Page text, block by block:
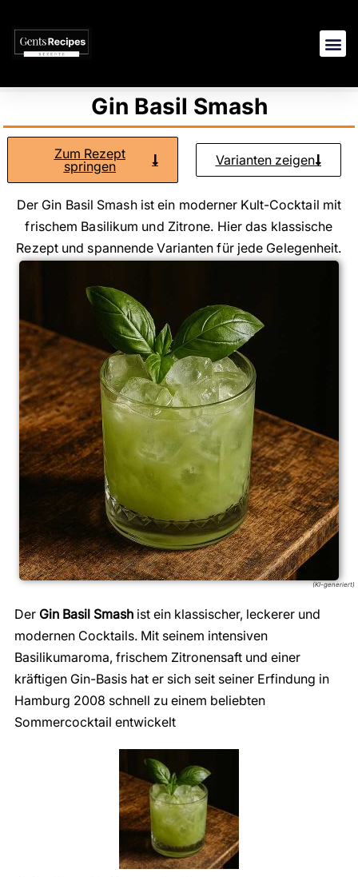
Gin Basil Smash
Zum Rezept
springen
Varianten zeigen
Der Gin Basil Smash ist ein moderner Kult-Cocktail mit
frischem Basilikum und Zitrone. Hier das klassische
Rezept und spannende Varianten für jede Gelegenheit.
(KI-generiert)
Der Gin Basil Smash ist ein klassischer, leckerer und
modernen Cocktails. Mit seinem intensiven
Basilikumaroma, frischem Zitronensaft und einer
kräftigen Gin-Basis hat er sich seit seiner Erfindung in
Hamburg 2008 schnell zu einem beliebten
Sommercocktail entwickelt